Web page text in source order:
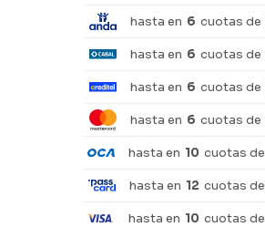
hasta en 6 cuotas de
hasta en 6 cuotas de
hasta en 6 cuotas de
hasta en 6 cuotas de
hasta en 10 cuotas de
hasta en 12 cuotas de
hasta en 10 cuotas de